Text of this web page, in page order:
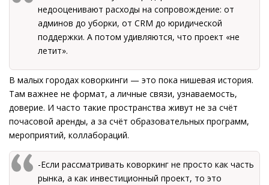
недооценивают расходы на сопровождение: от
админов до уборки, от CRM до юридической
поддержки. А потом удивляются, что проект «не
летит».
В малых городах коворкинги — это пока нишевая история.
Там важнее не формат, а личные связи, узнаваемость,
доверие. И часто такие пространства живут не за счёт
почасовой аренды, а за счёт образовательных программ,
мероприятий, коллабораций.
-Если рассматривать коворкинг не просто как часть
рынка, а как инвестиционный проект, то это